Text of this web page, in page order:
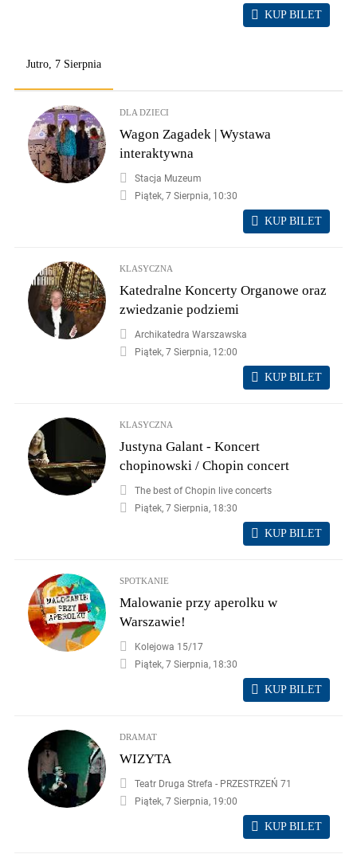
KUP BILET
Jutro, 7 Sierpnia
DLA DZIECI
Wagon Zagadek | Wystawa
interaktywna
Stacja Muzeum
Piątek, 7 Sierpnia, 10:30
KUP BILET
KLASYCZNA
Katedralne Koncerty Organowe oraz
zwiedzanie podziemi
Archikatedra Warszawska
Piątek, 7 Sierpnia, 12:00
KUP BILET
KLASYCZNA
Justyna Galant - Koncert
chopinowski / Chopin concert
The best of Chopin live concerts
Piątek, 7 Sierpnia, 18:30
KUP BILET
SPOTKANIE
Malowanie przy aperolku w
Warszawie!
Kolejowa 15/17
Piątek, 7 Sierpnia, 18:30
KUP BILET
DRAMAT
WIZYTA
Teatr Druga Strefa - PRZESTRZEŃ 71
Piątek, 7 Sierpnia, 19:00
KUP BILET